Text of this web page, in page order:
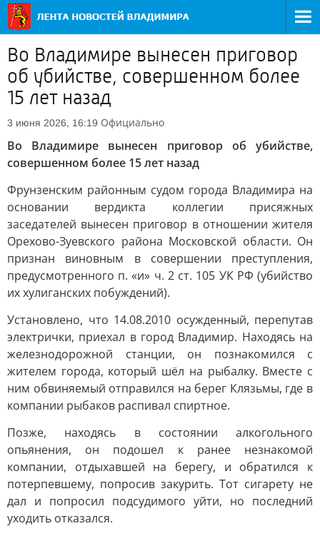
Во Владимире вынесен приговор
об убийстве, совершенном более
15 лет назад
3 июня 2026, 16:19 Официально
Во Владимире вынесен приговор об убийстве,
совершенном более 15 лет назад
Фрунзенским районным судом города Владимира на
основании вердикта коллегии присяжных
заседателей вынесен приговор в отношении жителя
Орехово-Зуевского района Московской области. Он
признан виновным в совершении преступления,
предусмотренного п. «и» ч. 2 ст. 105 УК РФ (убийство
их хулиганских побуждений).
Установлено, что 14.08.2010 осужденный, перепутав
электрички, приехал в город Владимир. Находясь на
железнодорожной станции, он познакомился с
жителем города, который шёл на рыбалку. Вместе с
ним обвиняемый отправился на берег Клязьмы, где в
компании рыбаков распивал спиртное.
Позже, находясь в состоянии алкогольного
опьянения, он подошел к ранее незнакомой
компании, отдыхавшей на берегу, и обратился к
потерпевшему, попросив закурить. Тот сигарету не
дал и попросил подсудимого уйти, но последний
уходить отказался.